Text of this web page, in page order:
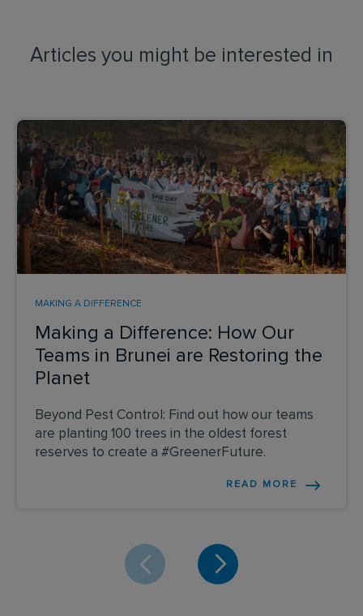
Articles you might be interested in
Making a Difference: How Our
Teams in Brunei are Restoring the
Planet
MAKING A DIFFERENCE
Beyond Pest Control: Find out how our teams
are planting 100 trees in the oldest forest
reserves to create a #GreenerFuture.
READ MORE